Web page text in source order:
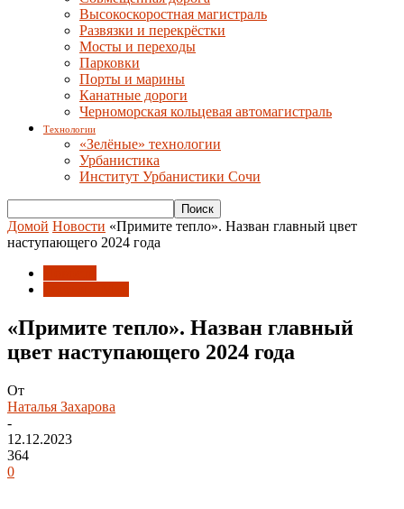
Высокоскоростная магистраль
Развязки и перекрёстки
Мосты и переходы
Парковки
Порты и марины
Канатные дороги
Черноморская кольцевая автомагистраль
Технологии
«Зелёные» технологии
Урбанистика
Институт Урбанистики Сочи
Домой Новости «Примите тепло». Назван главный цвет
наступающего 2024 года
«Примите тепло». Назван главный
цвет наступающего 2024 года
От
Наталья Захарова
-
12.12.2023
364
0